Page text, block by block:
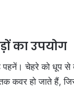
का उपयोग
चेहरे को धूप से
कवर हो जाते हैं,